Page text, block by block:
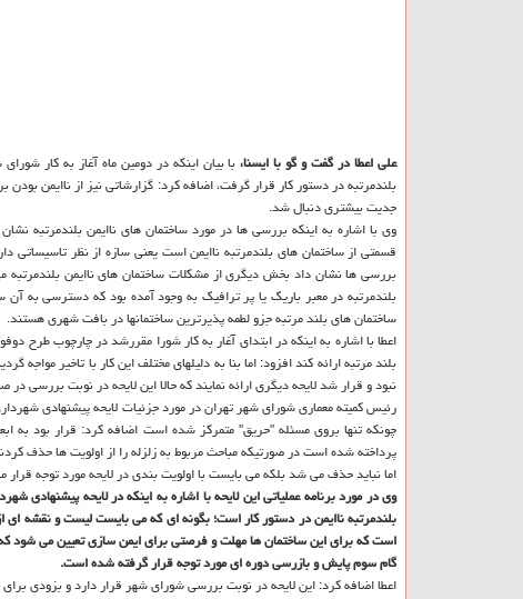
علی اعطا در گفت و گو با ایسنا،با بیان اینكه در دومین ماه آغاز به كار
بلندمرتبه در دستور كار قرار گرفت، اضافه كرد: گزارشاتی نیز از ناایمن
جدیت بیشتری دنبال شد.
وی با اشاره به اینكه بررسی ها در مورد ساختمان های ناایمن بلندمرتبه
قسمتی از ساختمان های بلندمرتبه ناایمن است یعنی سازه از نظر
بررسی ها نشان داد بخش دیگری از مشكلات ساختمان های ناایمن
بلندمرتبه در معبر باریك یا پر ترافیك به وجود آمده بود كه دسترسی به
ساختمان های بلند مرتبه جزو لطمه پذیرترین ساختمانها در بافت شهری هستند.
اعطا با اشاره به اینكه در ابتدای آغار به كار شورا مقررشد در چارچوب طرح
نبود و قرار شد لایحه دیگری ارائه نمایند كه حالا این لایحه در نوبت بررسی
رئیس كمیته معماری شورای شهر تهران در مورد جزئیات لایحه پیشنهادی
چونكه تنها بروی مسئله "حریق" متمركز شده است اضافه كرد: قرار بود به
پرداخته شده است در صورتیكه مباحث مربوط به زلزله را از اولویت ها حذف
اما نباید حذف می شد بلكه می بایست با اولویت بندی در لایحه مورد توجه
وی در مورد برنامه عملیاتی این لایحه با اشاره به اینكه در لایحه
بلندمرتبه ناایمن در دستور كار است؛ بگونه ای كه می بایست لیست و نقشه ای
است كه برای این ساختمان ها مهلت و فرصتی برای ایمن سازی تعیین می
گام سوم پایش و بازرسی دوره ای مورد توجه قرار گرفته شده است.
اعطا اضافه كرد: این لایحه در نوبت بررسی شورای شهر قرار دارد و بزودی